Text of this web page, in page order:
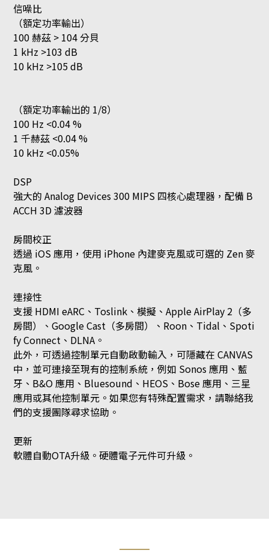
信噪比
（額定功率輸出）
100 赫茲 > 104 分貝
1 kHz >103 dB
10 kHz >105 dB
（額定功率輸出的 1/8）
100 Hz <0.04 %
1 千赫茲 <0.04 %
10 kHz <0.05%
DSP
強大的 Analog Devices 300 MIPS 四核心處理器，配備 B
ACCH 3D 濾波器
房間校正
透過 iOS 應用，使用 iPhone 內建麥克風或可選的 Zen 麥
克風。
連接性
支援 HDMI eARC、Toslink、模擬、Apple AirPlay 2（多
房間）、Google Cast（多房間）、Roon、Tidal、Spoti
fy Connect、DLNA。
此外，可透過控制單元自動啟動輸入，可隱藏在 CANVAS
中，並可連接至現有的控制系統，例如 Sonos 應用、藍
牙、B&O 應用、Bluesound、HEOS、Bose 應用、三星
應用或其他控制單元。如果您有特殊配置需求，請聯絡我
們的支援團隊尋求協助。
更新
軟體自動OTA升級。硬體電子元件可升級。